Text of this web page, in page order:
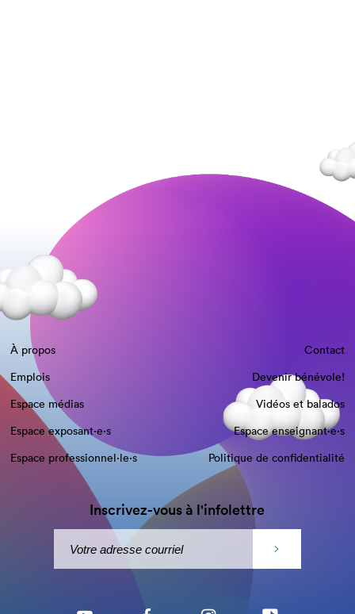
À propos
Contact
Emplois
Devenir bénévole!
Espace médias
Vidéos et balados
Espace exposant·e⋅s
Espace enseignant·e⋅s
Espace professionnel·le⋅s
Politique de confidentialité
Inscrivez-vous à l'infolettre